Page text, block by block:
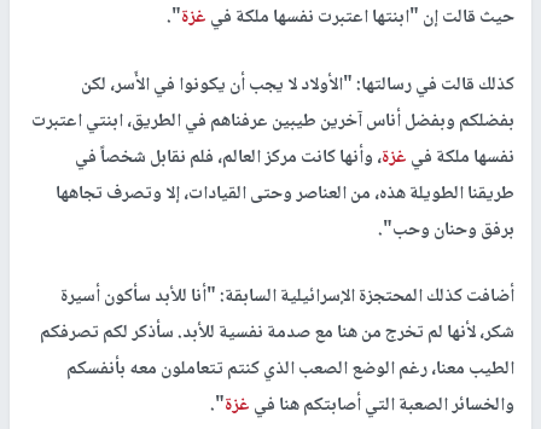
حيث قالت إن "ابنتها اعتبرت نفسها ملكة فيغزة".
كذلك قالت في رسالتها: "الأولاد لا يجب أن يكونوا في الأَسر، لكن
بفضلكم وبفضل أناس آخرين طيبين عرفناهم في الطريق، ابنتي اعتبرت
نفسها ملكة فيغزة، وأنها كانت مركز العالم، فلم نقابل شخصاً في
طريقنا الطويلة هذه، من العناصر وحتى القيادات، إلا وتصرف تجاهها
برفق وحنان وحب".
أضافت كذلك المحتجزة الإسرائيلية السابقة: "أنا للأبد سأكون أسيرة
شكر، لأنها لم تخرج من هنا مع صدمة نفسية للأبد. سأذكر لكم تصرفكم
الطيب معنا، رغم الوضع الصعب الذي كنتم تتعاملون معه بأنفسكم
والخسائر الصعبة التي أصابتكم هنا فيغزة".